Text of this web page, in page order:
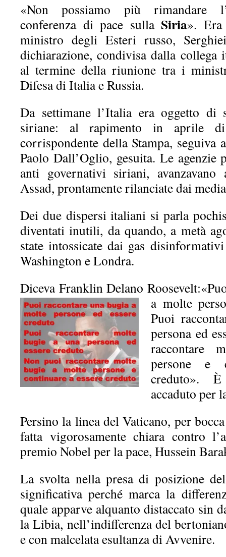
«Non possiamo più rimandare
conferenza di pace sullaSiria».
ministro degli Esteri russo,
dichiarazione, condivisa dalla collega
al termine della riunione tra i
Difesa di Italia e Russia.
Da settimane l’Italia era oggetto di
siriane: al rapimento in aprile
corrispondente della Stampa,
Paolo Dall’Oglio, gesuita. Le
anti governativi siriani,
Assad, prontamente rilanciate dai
Dei due dispersi italiani si parla
diventati inutili, da quando, a metà
state intossicate dai gas
Washington e Londra.
Diceva Franklin Delano
a molte
Puoi
persona ed
raccontare
persone e
creduto». È
accaduto per
Persino la linea del Vaticano, per
fatta vigorosamente chiara contro
premio Nobel per la pace, Hussein
La svolta nella presa di posizione
significativa perché marca la
quale apparve alquanto distaccato sin
la Libia, nell’indifferenza del
e con malcelata esultanza di Avvenire.